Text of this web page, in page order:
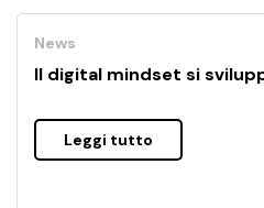
News
Il digital mindset si
Leggi tutto